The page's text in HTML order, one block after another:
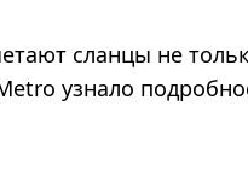
сланцы не
узнало